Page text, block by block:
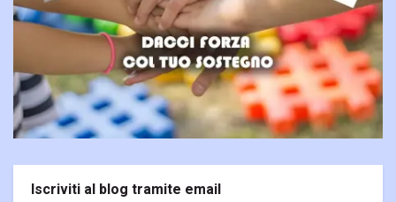
Iscriviti al blog tramite email